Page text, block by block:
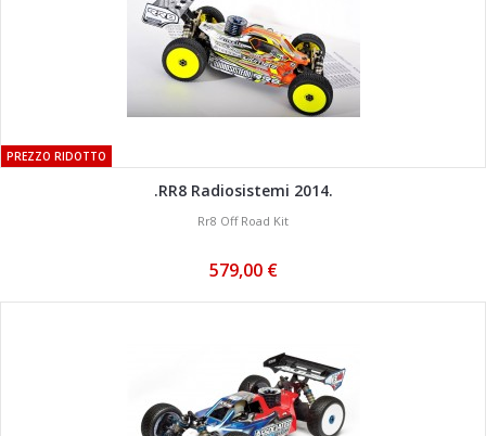
PREZZO RIDOTTO
.RR8 Radiosistemi 2014.
Rr8 Off Road Kit
579,00 €